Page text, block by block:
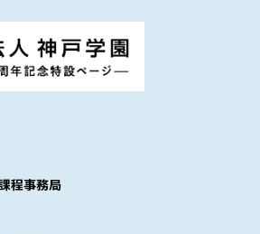
程事務局